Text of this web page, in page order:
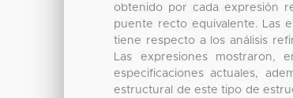
obtenido por cada expresión
puente recto equivalente. Las
tiene respecto a los análisis
Las expresiones mostraron,
especificaciones actuales,
estructural de este tipo de